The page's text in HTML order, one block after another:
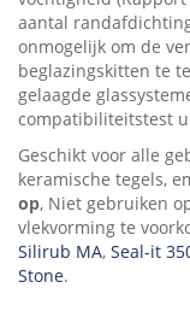
aantal
onmogelijk om de
beglazingskitten te
gelaagde
compatibiliteitstest
Geschikt voor alle
keramische tegels,
op, Niet gebruiken
vlekvorming te
Silirub MA, Seal-it
Stone.